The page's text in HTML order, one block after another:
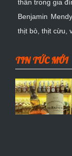
thân trong gia
Benjamin
thịt bò, thịt cừu,
TIN TỨC MỚI